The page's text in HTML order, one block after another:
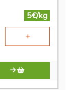
5€/kg
+